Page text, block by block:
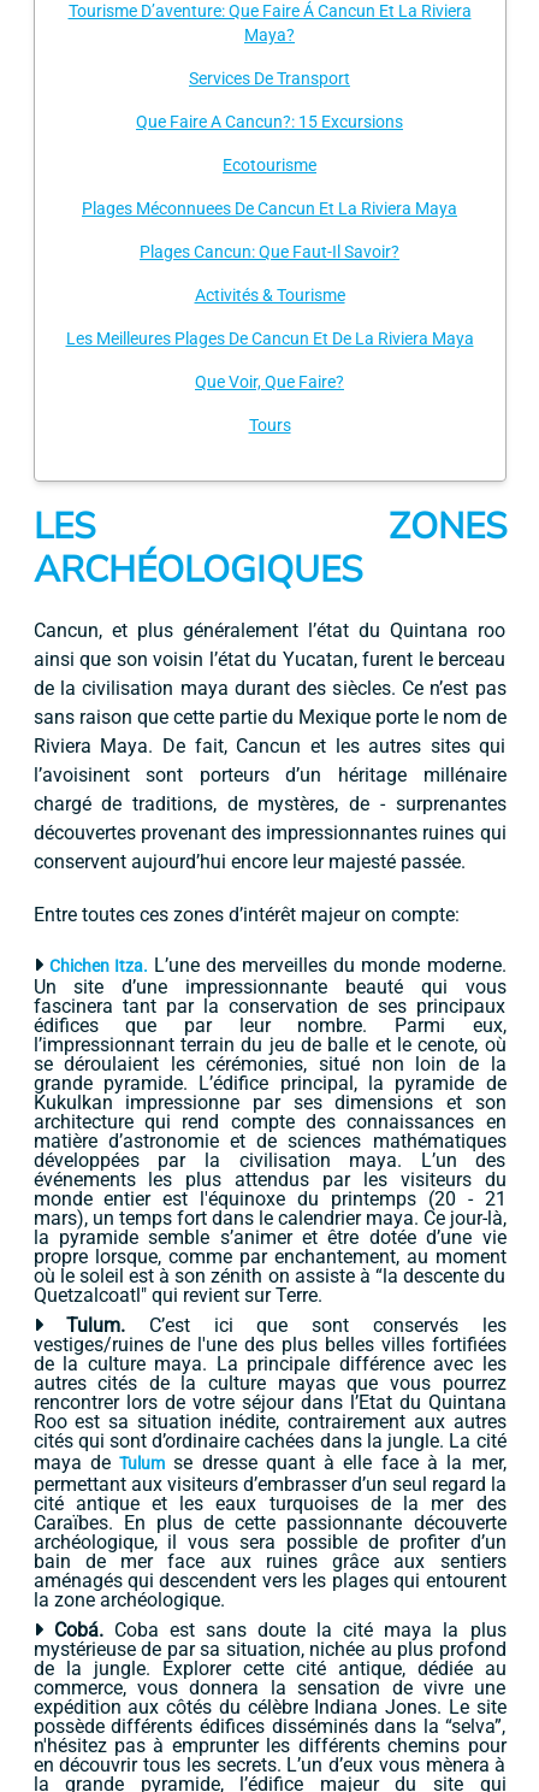
Tourisme D’aventure: Que Faire Á Cancun Et La Riviera
Maya?
Services De Transport
Que Faire A Cancun?: 15 Excursions
Ecotourisme
Plages Méconnuees De Cancun Et La Riviera Maya
Plages Cancun: Que Faut-Il Savoir?
Activités & Tourisme
Les Meilleures Plages De Cancun Et De La Riviera Maya
Que Voir, Que Faire?
Tours
LES ZONES
ARCHÉOLOGIQUES
Cancun, et plus généralement l’état du Quintana roo
ainsi que son voisin l’état du Yucatan, furent le berceau
de la civilisation maya durant des siècles. Ce n’est pas
sans raison que cette partie du Mexique porte le nom de
Riviera Maya. De fait, Cancun et les autres sites qui
l’avoisinent sont porteurs d’un héritage millénaire
chargé de traditions, de mystères, de - surprenantes
découvertes provenant des impressionnantes ruines qui
conservent aujourd’hui encore leur majesté passée.
Entre toutes ces zones d’intérêt majeur on compte:
Chichen Itza. L’une des merveilles du monde moderne.
Un site d’une impressionnante beauté qui vous
fascinera tant par la conservation de ses principaux
édifices que par leur nombre. Parmi eux,
l’impressionnant terrain du jeu de balle et le cenote, où
se déroulaient les cérémonies, situé non loin de la
grande pyramide. L’édifice principal, la pyramide de
Kukulkan impressionne par ses dimensions et son
architecture qui rend compte des connaissances en
matière d’astronomie et de sciences mathématiques
développées par la civilisation maya. L’un des
événements les plus attendus par les visiteurs du
monde entier est l'équinoxe du printemps (20 - 21
mars), un temps fort dans le calendrier maya. Ce jour-là,
la pyramide semble s’animer et être dotée d’une vie
propre lorsque, comme par enchantement, au moment
où le soleil est à son zénith on assiste à “la descente du
Quetzalcoatl" qui revient sur Terre.
Tulum. C’est ici que sont conservés les
vestiges/ruines de l'une des plus belles villes fortifiées
de la culture maya. La principale différence avec les
autres cités de la culture mayas que vous pourrez
rencontrer lors de votre séjour dans l’Etat du Quintana
Roo est sa situation inédite, contrairement aux autres
cités qui sont d’ordinaire cachées dans la jungle. La cité
maya deTulum se dresse quant à elle face à la mer,
permettant aux visiteurs d’embrasser d’un seul regard la
cité antique et les eaux turquoises de la mer des
Caraïbes. En plus de cette passionnante découverte
archéologique, il vous sera possible de profiter d’un
bain de mer face aux ruines grâce aux sentiers
aménagés qui descendent vers les plages qui entourent
la zone archéologique.
Cobá. Coba est sans doute la cité maya la plus
mystérieuse de par sa situation, nichée au plus profond
de la jungle. Explorer cette cité antique, dédiée au
commerce, vous donnera la sensation de vivre une
expédition aux côtés du célèbre Indiana Jones. Le site
possède différents édifices disséminés dans la “selva”,
n'hésitez pas à emprunter les différents chemins pour
en découvrir tous les secrets. L’un d’eux vous mènera à
la grande pyramide, l’édifice majeur du site qui